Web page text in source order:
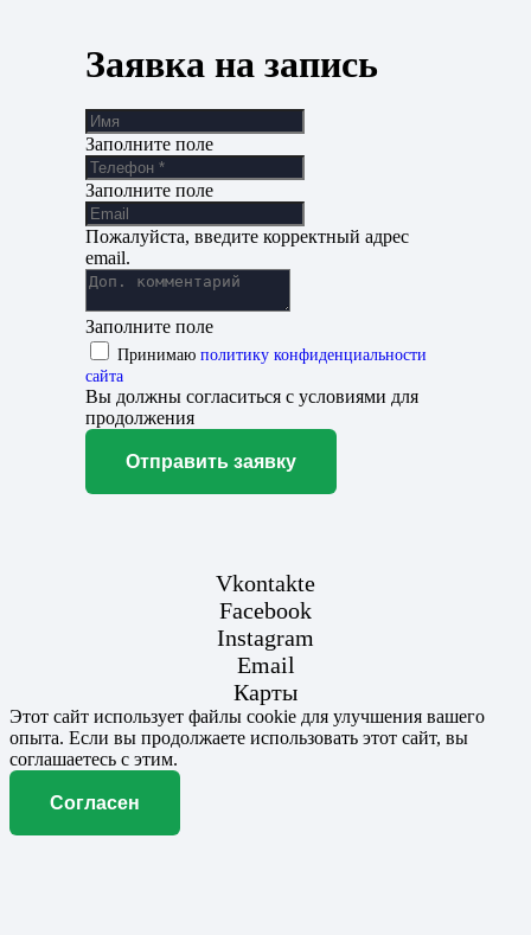
Заявка на запись
Заполните поле
Заполните поле
Пожалуйста, введите корректный адрес
email.
Заполните поле
Принимаю политику конфиденциальности
сайта
Вы должны согласиться с условиями для
продолжения
Отправить заявку
Vkontakte
Facebook
Instagram
Email
Карты
Этот сайт использует файлы cookie для улучшения вашего
опыта. Если вы продолжаете использовать этот сайт, вы
соглашаетесь с этим.
Согласен